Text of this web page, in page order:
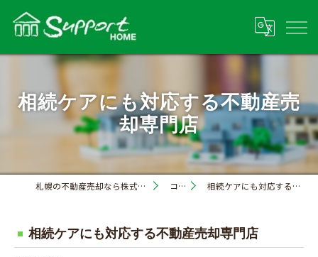
相続ケアにも対応する不動産売
却専門店
札幌の不動産売却なら株式会社サポートホーム コラム 相続ケアにも対応する不動産売却専門店
相続ケアにも対応する不動産売却専門店